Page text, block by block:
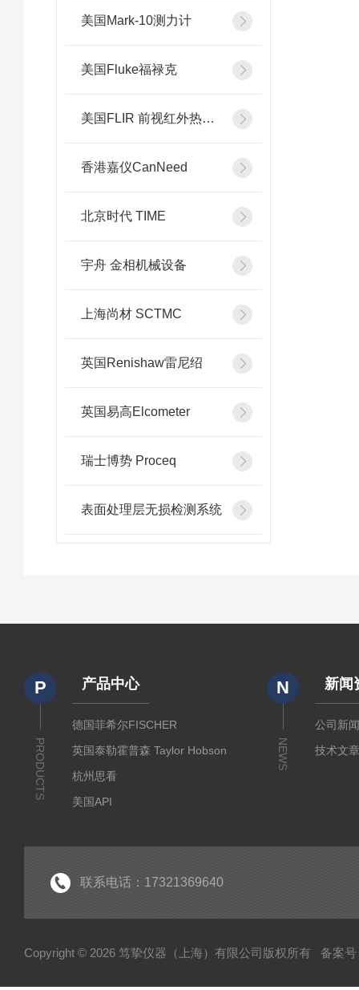
美国Mark-10测力计
美国Fluke福禄克
美国FLIR 前视红外热像系统
香港嘉仪CanNeed
北京时代 TIME
宇舟 金相机械设备
上海尚材 SCTMC
英国Renishaw雷尼绍
英国易高Elcometer
瑞士博势 Proceq
表面处理层无损检测系统
P
PRODUCTS
产品中心
德国菲希尔FISCHER
英国泰勒霍普森 Taylor Hobson
杭州思看
美国API
德国马尔Mahr
日本柯尼卡美能达KONICA MINOLTA
N
NEWS
新闻
公司新
技术文
联系电话：17321369640
Copyright © 2026 笃挚仪器（上海）有限公司版权所有 备案号